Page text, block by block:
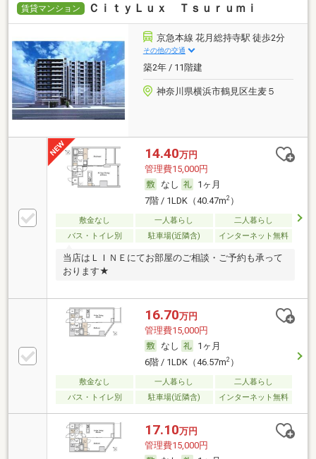
賃貸マンション ＣｉｔｙＬｕｘ Ｔｓｕｒｕｍｉ
京急本線 花月総持寺駅 徒歩2分
その他の交通
築2年 / 11階建
神奈川県横浜市鶴見区生麦５
14.40万円
管理費15,000円
なし
1ヶ月
7階 / 1LDK（40.47m2）
敷金なし 一人暮らし
二人暮らし
バス・トイレ別
駐車場(近隣含) インターネット無料
当店はＬＩＮＥにてお部屋のご相談・ご予約も承って
おります★
16.70万円
管理費15,000円
なし
1ヶ月
6階 / 1LDK（46.57m2）
敷金なし 一人暮らし
二人暮らし
バス・トイレ別
駐車場(近隣含) インターネット無料
17.10万円
管理費15,000円